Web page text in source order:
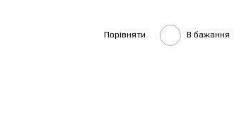
Порівняти В бажання